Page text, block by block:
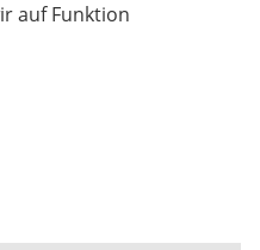
auf Funktion